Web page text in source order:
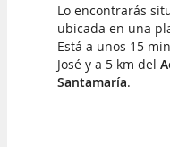
Lo encontrarás
ubicada en una
Está a unos 15
José y a 5 km del
Santamaría.